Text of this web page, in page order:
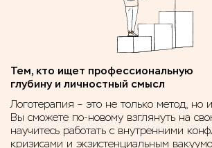
Тем, кто ищет профессиональную
глубину и личностный смысл
Логотерапия – это не только метод, но
Вы сможете по-новому взглянуть на
научитесь работать с внутренними
кризисами и экзистенциальным